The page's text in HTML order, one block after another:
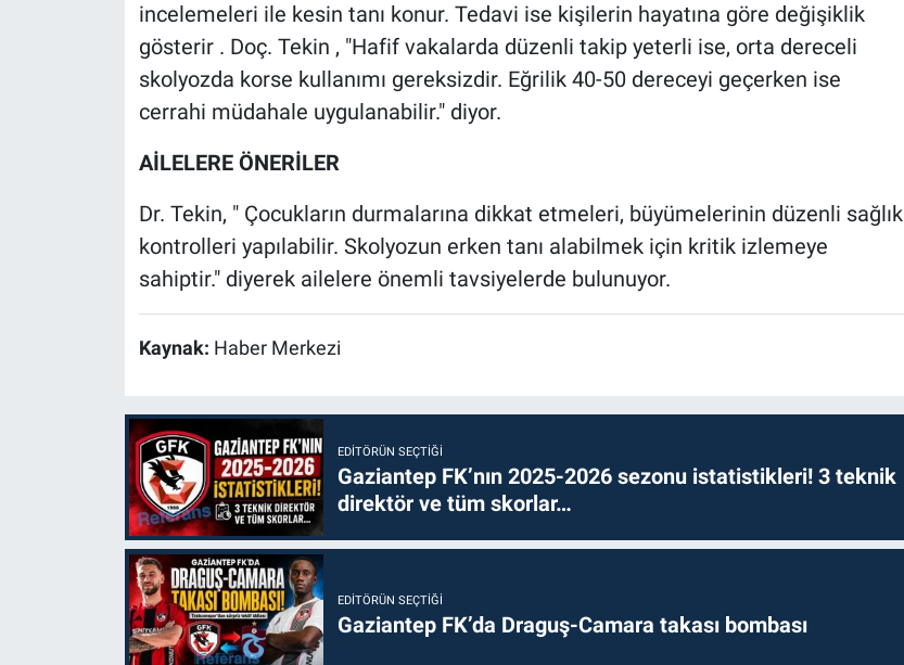
incelemeleri ile kesin tanı konur. Tedavi ise kişilerin hayatına göre değişiklik
gösterir . Doç. Tekin , "Hafif vakalarda düzenli takip yeterli ise, orta dereceli
skolyozda korse kullanımı gereksizdir. Eğrilik 40-50 dereceyi geçerken ise
cerrahi müdahale uygulanabilir." diyor.
AİLELERE ÖNERİLER
Dr. Tekin, " Çocukların durmalarına dikkat etmeleri, büyümelerinin düzenli sağlık
kontrolleri yapılabilir. Skolyozun erken tanı alabilmek için kritik izlemeye
sahiptir." diyerek ailelere önemli tavsiyelerde bulunuyor.
Kaynak: Haber Merkezi
EDITÖRÜN SEÇTIĞI
Gaziantep FK’nın 2025-2026 sezonu istatistikleri! 3 teknik
direktör ve tüm skorlar…
EDITÖRÜN SEÇTIĞI
Gaziantep FK’da Draguş-Camara takası bombası